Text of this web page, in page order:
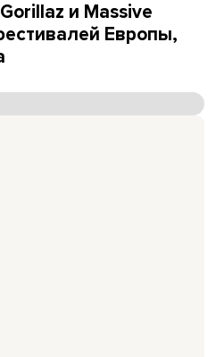
и Massive
Европы,